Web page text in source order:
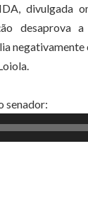
divulgada
desaprova
negativamente
senador: